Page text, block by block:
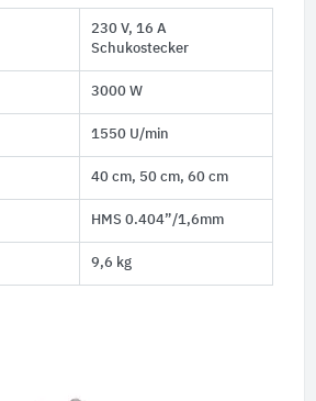
230 V, 16 A
Schukostecker
3000 W
1550 U/min
40 cm, 50 cm, 60 cm
HMS 0.404”/1,6mm
9,6 kg